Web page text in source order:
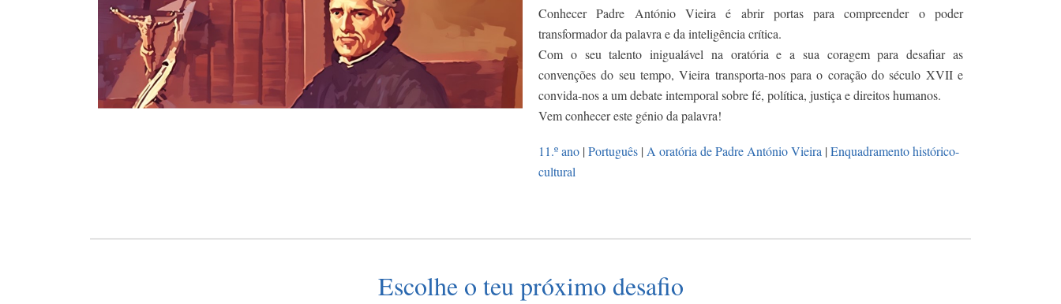
Conhecer Padre António Vieira é abrir portas para compreender o poder
transformador da palavra e da inteligência crítica.
Com o seu talento inigualável na oratória e a sua coragem para desafiar as
convenções do seu tempo, Vieira transporta-nos para o coração do século XVII e
convida-nos a um debate intemporal sobre fé, política, justiça e direitos humanos.
Vem conhecer este génio da palavra!
11.º ano |Português |A oratória de Padre António Vieira |Enquadramento histórico-
cultural
Escolhe o teu próximo desafio